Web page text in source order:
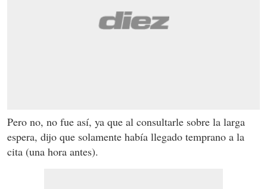
Pero no, no fue así, ya que al consultarle sobre la larga
espera, dijo que solamente había llegado temprano a la
cita (una hora antes).